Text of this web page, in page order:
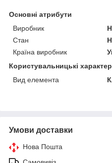
Основні атрибути
Виробник
Стан
Країна виробник
Користувальницькі
Вид елемента
Умови доставки
Нова Пошта